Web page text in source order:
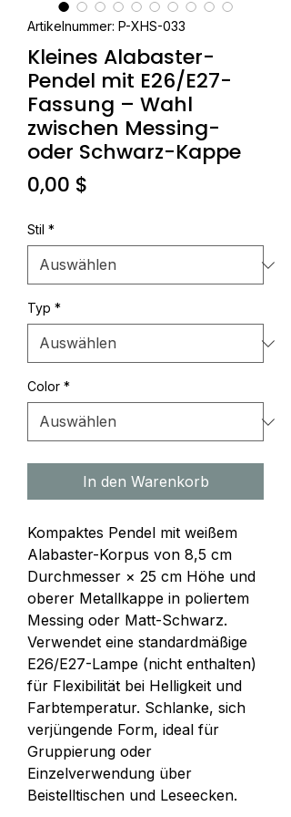
Artikelnummer: P-XHS-033
Kleines Alabaster-
Pendel mit E26/E27-
Fassung – Wahl
zwischen Messing-
oder Schwarz-Kappe
0,00 $
Stil *
Typ *
Color *
In den Warenkorb
Kompaktes Pendel mit weißem
Alabaster-Korpus von 8,5 cm
Durchmesser × 25 cm Höhe und
oberer Metallkappe in poliertem
Messing oder Matt-Schwarz.
Verwendet eine standardmäßige
E26/E27-Lampe (nicht enthalten)
für Flexibilität bei Helligkeit und
Farbtemperatur. Schlanke, sich
verjüngende Form, ideal für
Gruppierung oder
Einzelverwendung über
Beistelltischen und Leseecken.